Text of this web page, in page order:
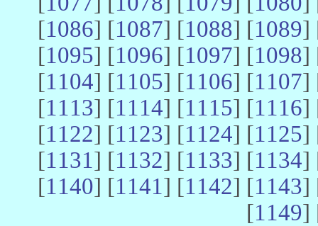
[1086] [1087] [1088] [1089]
[1095] [1096] [1097] [1098]
[1104] [1105] [1106] [1107]
[1113] [1114] [1115] [1116]
[1122] [1123] [1124] [1125]
[1131] [1132] [1133] [1134]
[1140] [1141] [1142] [1143]
[1149]